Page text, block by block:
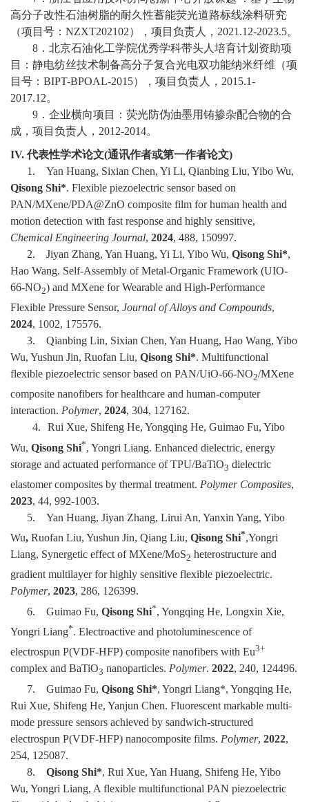
高分子改性石油树脂的耐久性蓄能荧光道路标线涂料研究
（项目号： NZXT202102），项目负责人， 2021.12-2023.5。
8 ．北京石油化工学院优秀学科带头人培育计划资助项
目：静电纺丝技术制备高分子复合光电双功能纳米纤维（项
目号： BIPT-BPOAL-2015），项目负责人， 2015.1-
2017.12。
9 ．企业横向项目：荧光防伪油墨用铕掺杂配合物的合
成，项目负责人， 2012-2014。
IV. 代表性学术论文(通讯作者或第一作者论文)
1.
Yan Huang, Sixian Chen, Yi Li, Qianbing Liu, Yibo Wu,
Qisong Shi*. Flexible piezoelectric sensor based on
PAN/MXene/PDA@ZnO composite film for human health and
motion detection with fast response and highly sensitive,
Chemical Engineering Journal, 2024, 488, 150997.
2.
Jiyan Zhang, Yan Huang, Yi Li, Yibo Wu, Qisong Shi*,
Hao Wang. Self-Assembly of Metal-Organic Framework (UIO-
66-NO2) and MXene for Wearable and High-Performance
Flexible Pressure Sensor, Journal of Alloys and Compounds,
2024, 1002, 175576.
3.
Qianbing Lin, Sixian Chen, Yan Huang, Hao Wang, Yibo
Wu, Yushun Jin, Ruofan Liu, Qisong Shi*. Multifunctional
flexible piezoelectric sensor based on PAN/UiO-66-NO2/MXene
composite nanofibers for healthcare and human-computer
interaction. Polymer, 2024, 304, 127162.
4.
Rui Xue, Shifeng He, Yongqing He, Guimao Fu, Yibo
Wu, Qisong Shi*, Yongri Liang. Enhanced dielectric, energy
storage and actuated performance of TPU/BaTiO3 dielectric
elastomer composites by thermal treatment. Polymer Composites,
2023, 44, 992-1003.
5.
Yan Huang, Jiyan Zhang, Lirui An, Yanxin Yang, Yibo
Wu, Ruofan Liu, Yushun Jin, Qiang Liu, Qisong Shi*,Yongri
Liang, Synergetic effect of MXene/MoS2 heterostructure and
gradient multilayer for highly sensitive flexible piezoelectric.
Polymer, 2023, 286, 126399.
6.
Guimao Fu, Qisong Shi*, Yongqing He, Longxin Xie,
Yongri Liang*. Electroactive and photoluminescence of
electrospun P(VDF-HFP) composite nanofibers with Eu3+
complex and BaTiO3 nanoparticles. Polymer. 2022, 240, 124496.
7.
Guimao Fu, Qisong Shi*, Yongri Liang*, Yongqing He,
Rui Xue, Shifeng He, Yanjun Chen. Fluorescent markable multi-
mode pressure sensors achieved by sandwich-structured
electrospun P(VDF-HFP) nanocomposite films. Polymer, 2022,
254, 125087.
8.
Qisong Shi*, Rui Xue, Yan Huang, Shifeng He, Yibo
Wu, Yongri Liang, A flexible multifunctional PAN piezoelectric